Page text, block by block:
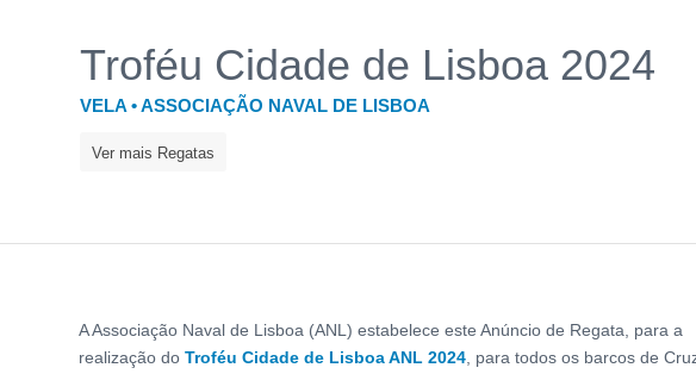
Troféu Cidade de Lisboa 2024
VELA • ASSOCIAÇÃO NAVAL DE LISBOA
Ver mais Regatas
A Associação Naval de Lisboa (ANL) estabelece este Anúncio de Regata, para a
realização do Troféu Cidade de Lisboa ANL 2024, para todos os barcos de